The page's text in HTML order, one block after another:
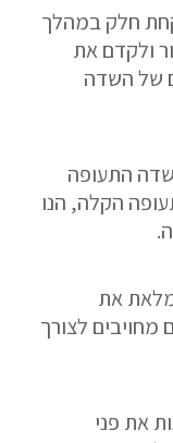
חלק במהלך
ולקדם את
של השדה
התעופה
הקלה, הנו
את
לצורך
את פני